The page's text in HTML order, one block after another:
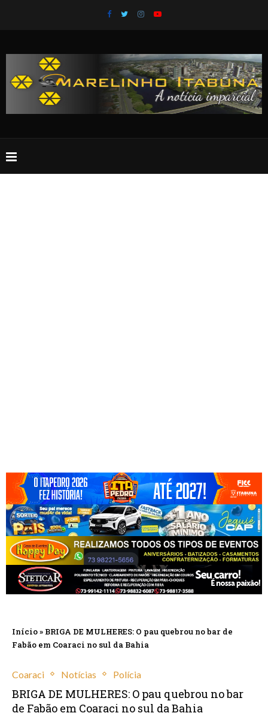
Início» BRIGA DE MULHERES: O pau quebrou no bar de
Fabão em Coaraci no sul da Bahia
Coaraci Notícias Polícia
BRIGA DE MULHERES: O pau quebrou no bar
de Fabão em Coaraci no sul da Bahia